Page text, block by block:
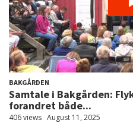
BAKGÅRDEN
Samtale i Bakgården:
forandret både...
406 views August 11, 2025